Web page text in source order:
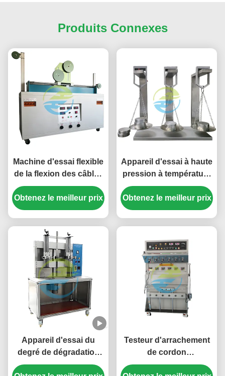
Produits Connexes
Machine d'essai flexible
de la flexion des câbles
pour les câbles isolés
en caoutchouc et en
PVC sous charge de
Obtenez le meilleur prix
Appareil d'essai à haute
pression à température
élevée pour l'isolation
des câbles et les
équipements d'essai
Obtenez le meilleur prix
Appareil d'essai du
degré de dégradation
des câbles électriques
Testeur d'arrachement
de cordon
d'alimentation pour la